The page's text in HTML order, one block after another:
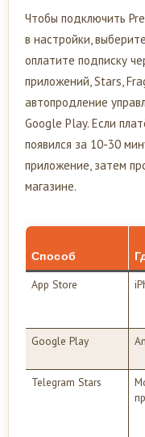
Чтобы подключить
в настройки,
оплатите подписку
приложений, Stars,
автопродление
Google Play. Если
появился за 10-30
приложение, затем
магазине.
Способ
App Store
Google Play
Telegram Stars